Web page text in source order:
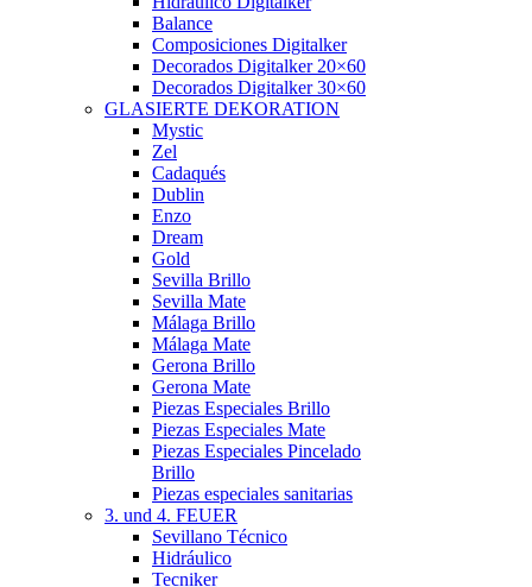
Balance
Composiciones Digitalker
Decorados Digitalker 20×60
Decorados Digitalker 30×60
GLASIERTE DEKORATION
Mystic
Zel
Cadaqués
Dublin
Enzo
Dream
Gold
Sevilla Brillo
Sevilla Mate
Málaga Brillo
Málaga Mate
Gerona Brillo
Gerona Mate
Piezas Especiales Brillo
Piezas Especiales Mate
Piezas Especiales Pincelado
Brillo
Piezas especiales sanitarias
3. und 4. FEUER
Sevillano Técnico
Hidráulico
Tecniker